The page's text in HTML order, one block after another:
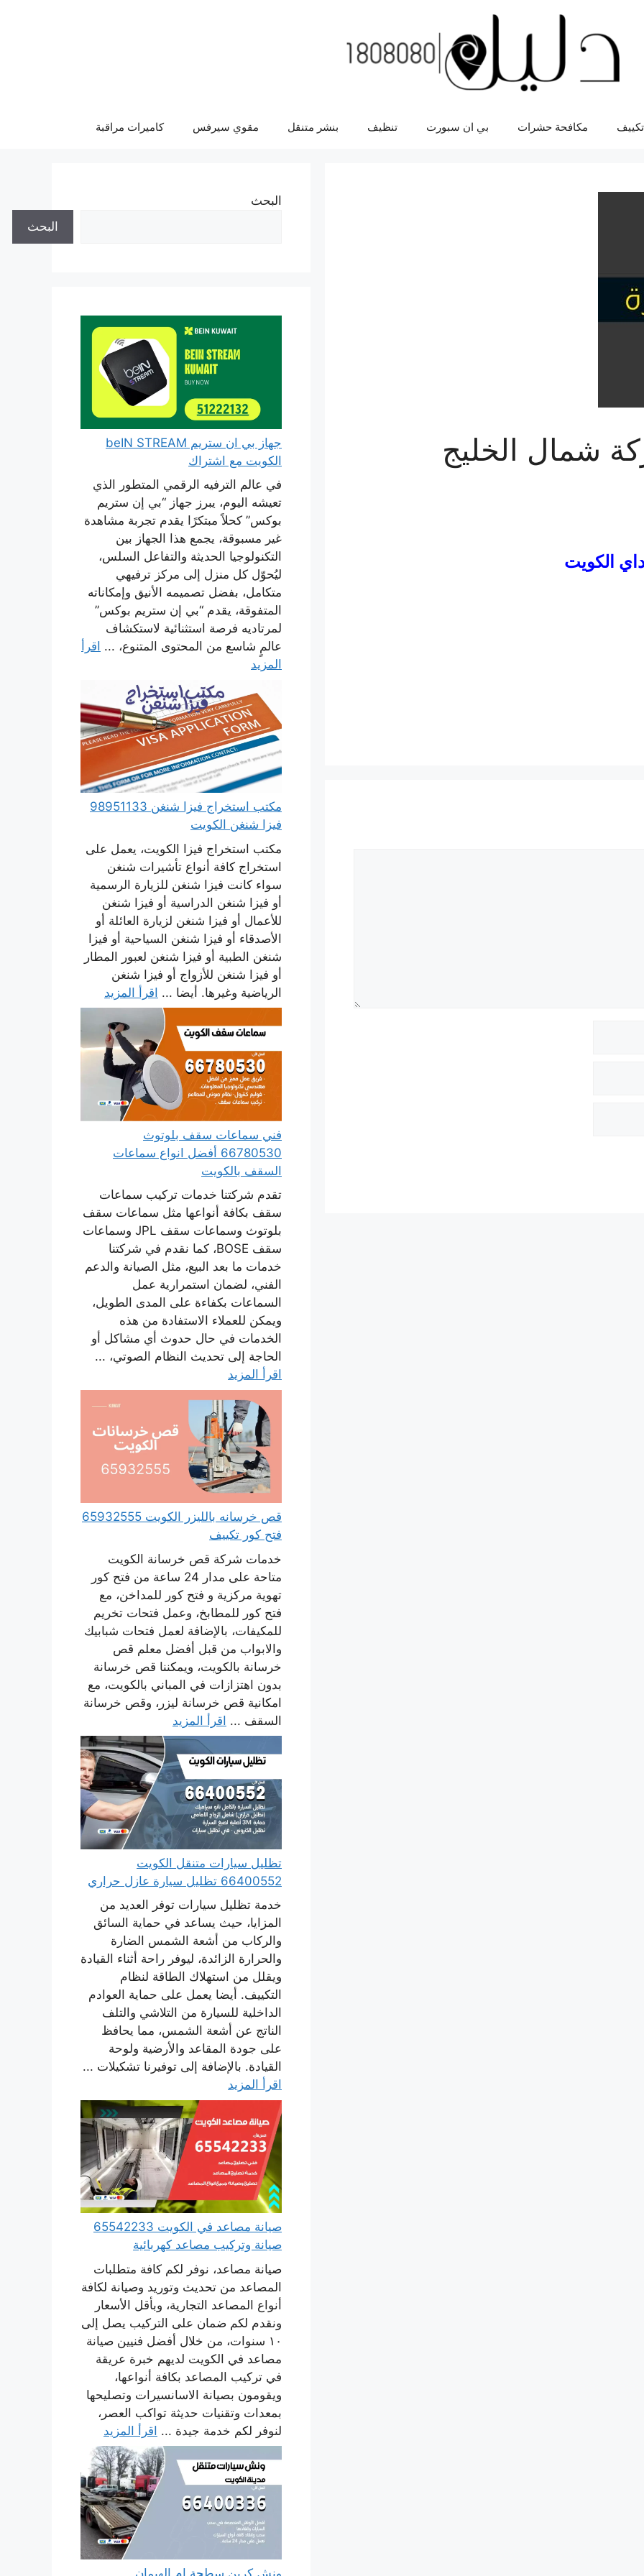
تكييف مكافحة حشرات بي ان سبورت تنظيف بنشر متنقل مقوي سيرفس كاميرات مراقبة
شمال الخليج
الكويت
البحث
البحث
جهاز بي ان ستريم beIN STREAM
الكويت مع اشتراك
في عالم الترفيه الرقمي المتطور الذي
تعيشه اليوم، يبرز جهاز “بي إن ستريم
بوكس” كحلاً مبتكرًا يقدم تجربة مشاهدة
غير مسبوقة، يجمع هذا الجهاز بين
التكنولوجيا الحديثة والتفاعل السلس،
ليُحوّل كل منزل إلى مركز ترفيهي
متكامل، بفضل تصميمه الأنيق وإمكاناته
المتفوقة، يقدم “بي إن ستريم بوكس”
لمرتاديه فرصة استثنائية لاستكشاف
عالمٍ شاسع من المحتوى المتنوع، ... اقرأ
المزيد
مكتب استخراج فيزا شنغن 98951133
فيزا شنغن الكويت
مكتب استخراج فيزا الكويت، يعمل على
استخراج كافة أنواع تأشيرات شنغن
سواء كانت فيزا شنغن للزيارة الرسمية
أو فيزا شنغن الدراسية أو فيزا شنغن
للأعمال أو فيزا شنغن لزيارة العائلة أو
الأصدقاء أو فيزا شنغن السياحية أو فيزا
شنغن الطبية أو فيزا شنغن لعبور المطار
أو فيزا شنغن للأزواج أو فيزا شنغن
الرياضية وغيرها. أيضا ... اقرأ المزيد
فني سماعات سقف بلوتوث
66780530 أفضل انواع سماعات
السقف بالكويت
تقدم شركتنا خدمات تركيب سماعات
سقف بكافة أنواعها مثل سماعات سقف
بلوتوث وسماعات سقف JPL وسماعات
سقف BOSE، كما نقدم في شركتنا
خدمات ما بعد البيع، مثل الصيانة والدعم
الفني، لضمان استمرارية عمل
السماعات بكفاءة على المدى الطويل،
ويمكن للعملاء الاستفادة من هذه
الخدمات في حال حدوث أي مشاكل أو
الحاجة إلى تحديث النظام الصوتي، ...
اقرأ المزيد
قص خرسانه بالليزر الكويت 65932555
فتح كور تكييف
خدمات شركة قص خرسانة الكويت
متاحة على مدار 24 ساعة من فتح كور
تهوية مركزية و فتح كور للمداخن، مع
فتح كور للمطابخ، وعمل فتحات تخريم
للمكيفات، بالإضافة لعمل فتحات شبابيك
والابواب من قبل أفضل معلم قص
خرسانة بالكويت، ويمكننا قص خرسانة
بدون اهتزازات في المباني بالكويت، مع
امكانية قص خرسانة ليزر، وقص خرسانة
السقف ... اقرأ المزيد
تظليل سيارات متنقل الكويت
66400552 تظليل سيارة عازل حراري
خدمة تظليل سيارات توفر العديد من
المزايا، حيث يساعد في حماية السائق
والركاب من أشعة الشمس الضارة
والحرارة الزائدة، ليوفر راحة أثناء القيادة
ويقلل من استهلاك الطاقة لنظام
التكييف. أيضا يعمل على حماية العوادم
الداخلية للسيارة من التلاشي والتلف
الناتج عن أشعة الشمس، مما يحافظ
على جودة المقاعد والأرضية ولوحة
القيادة. بالإضافة إلى توفيرنا تشكيلات ...
اقرأ المزيد
صيانة مصاعد في الكويت 65542233
صيانة وتركيب مصاعد كهربائية
صيانة مصاعد، نوفر لكم كافة متطلبات
المصاعد من تحديث وتوريد وصيانة لكافة
أنواع المصاعد التجارية، وبأقل الأسعار
ونقدم لكم ضمان على التركيب يصل إلى
١٠ سنوات، من خلال أفضل فنيين صيانة
مصاعد في الكويت لديهم خبرة عريقة
في تركيب المصاعد بكافة أنواعها،
ويقومون بصيانة الاسانسيرات وتصليحها
بمعدات وتقنيات حديثة تواكب العصر،
لنوفر لكم خدمة جيدة ... اقرأ المزيد
ونش كرين سطحة ام الهيمان